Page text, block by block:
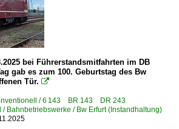
·KKO·
·KK·
Deutz
bei Führerstandsmitfahrten im DB
gab es zum 100. Geburtstag des Bw
Tür. 
/ 6 143 BR 143 DR 243
/ Bahnbetriebswerke / Bw Erfurt (Instandhaltung)